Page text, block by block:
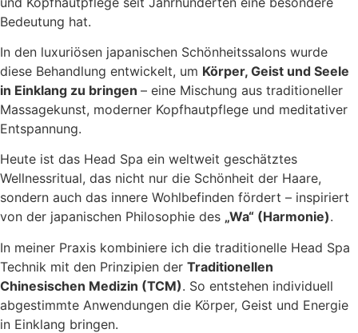
Bedeutung hat.
In den luxuriösen japanischen Schönheitssalons wurde
diese Behandlung entwickelt, um Körper, Geist und Seele
in Einklang zu bringen – eine Mischung aus traditioneller
Massagekunst, moderner Kopfhautpflege und meditativer
Entspannung.
Heute ist das Head Spa ein weltweit geschätztes
Wellnessritual, das nicht nur die Schönheit der Haare,
sondern auch das innere Wohlbefinden fördert – inspiriert
von der japanischen Philosophie des „Wa“ (Harmonie).
In meiner Praxis kombiniere ich die traditionelle Head Spa
Technik mit den Prinzipien der Traditionellen
Chinesischen Medizin (TCM). So entstehen individuell
abgestimmte Anwendungen die Körper, Geist und Energie
in Einklang bringen.